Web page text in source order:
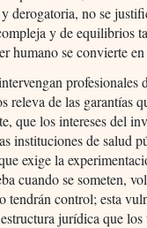
derogatoria, no se
y de equilibrios
humano se convierte
releva de las garantías
que los intereses del
instituciones de salud
exige la
cuando se someten,
tendrán control; esta
jurídica que los